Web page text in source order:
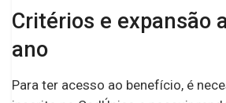
Critérios e expansão
ano
Para ter acesso ao benefício, é